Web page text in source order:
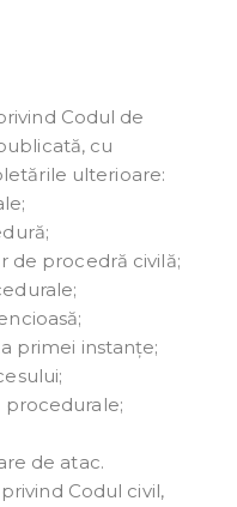
Codul de
cu
ulterioare:
de procedră civilă;
primei instanțe;
de atac.
Codul civil,